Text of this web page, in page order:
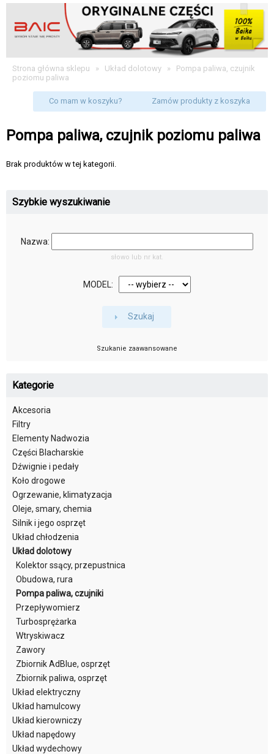
Strona główna sklepu » Układ dolotowy » Pompa paliwa, czujnik
poziomu paliwa
Co mam w koszyku? Zamów produkty z koszyka
Pompa paliwa, czujnik poziomu paliwa
Brak produktów w tej kategorii.
Szybkie wyszukiwanie
Nazwa:
słowo lub nr kat.
MODEL:
Szukaj
Szukanie zaawansowane
Kategorie
Akcesoria
Filtry
Elementy Nadwozia
Części Blacharskie
Dźwignie i pedały
Koło drogowe
Ogrzewanie, klimatyzacja
Oleje, smary, chemia
Silnik i jego osprzęt
Układ chłodzenia
Układ dolotowy
Kolektor ssący, przepustnica
Obudowa, rura
Pompa paliwa, czujniki
Przepływomierz
Turbosprężarka
Wtryskiwacz
Zawory
Zbiornik AdBlue, osprzęt
Zbiornik paliwa, osprzęt
Układ elektryczny
Układ hamulcowy
Układ kierowniczy
Układ napędowy
Układ wydechowy